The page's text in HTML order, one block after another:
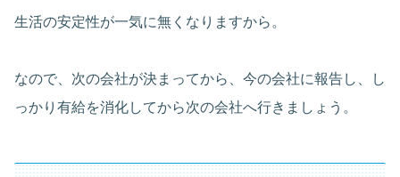
生活の安定性が一気に無くなりますから。
なので、次の会社が決まってから、今の会社に報告し、し
っかり有給を消化してから次の会社へ行きましょう。